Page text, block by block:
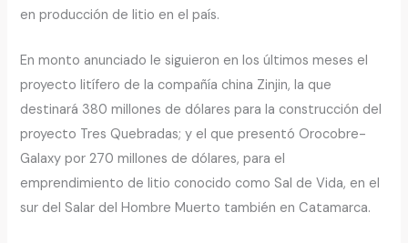
en producción de litio en el país.
En monto anunciado le siguieron en los últimos meses el
proyecto litífero de la compañía china Zinjin, la que
destinará 380 millones de dólares para la construcción del
proyecto Tres Quebradas; y el que presentó Orocobre-
Galaxy por 270 millones de dólares, para el
emprendimiento de litio conocido como Sal de Vida, en el
sur del Salar del Hombre Muerto también en Catamarca.